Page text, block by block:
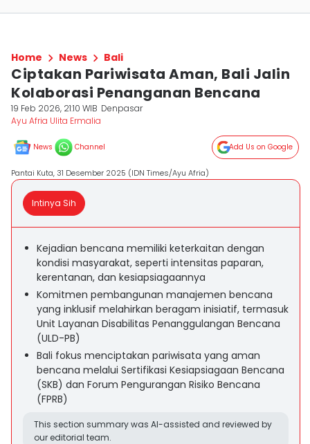
Home News Bali
Ciptakan Pariwisata Aman, Bali Jalin
Kolaborasi Penanganan Bencana
19 Feb 2026, 21:10 WIB Denpasar
Ayu Afria Ulita Ermalia
News Channel Add Us on Google
Pantai Kuta, 31 Desember 2025 (IDN Times/Ayu Afria)
Intinya Sih
Kejadian bencana memiliki keterkaitan dengan
kondisi masyarakat, seperti intensitas paparan,
kerentanan, dan kesiapsiagaannya
Komitmen pembangunan manajemen bencana
yang inklusif melahirkan beragam inisiatif, termasuk
Unit Layanan Disabilitas Penanggulangan Bencana
(ULD-PB)
Bali fokus menciptakan pariwisata yang aman
bencana melalui Sertifikasi Kesiapsiagaan Bencana
(SKB) dan Forum Pengurangan Risiko Bencana
(FPRB)
This section summary was AI-assisted and reviewed by
our editorial team.